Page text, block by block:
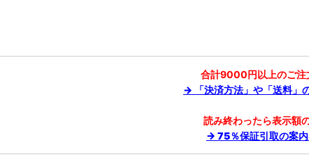
合計9000円以上のご注
→ 「決済方法」や「送料」
読み終わったら表示額
→ 75％保証引取の案